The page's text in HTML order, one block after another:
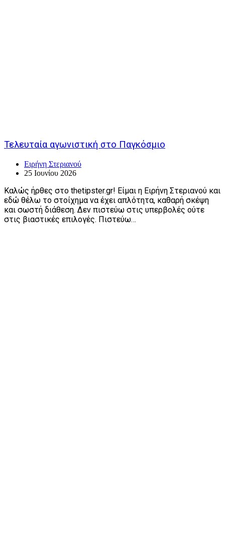
Τελευταία αγωνιστική στο Παγκόσμιο
Ειρήνη Στεριανού
25 Ιουνίου 2026
Καλώς ήρθες στο thetipster.gr! Είμαι η Ειρήνη Στεριανού και
εδώ θέλω το στοίχημα να έχει απλότητα, καθαρή σκέψη
και σωστή διάθεση. Δεν πιστεύω στις υπερβολές ούτε
στις βιαστικές επιλογές. Πιστεύω…